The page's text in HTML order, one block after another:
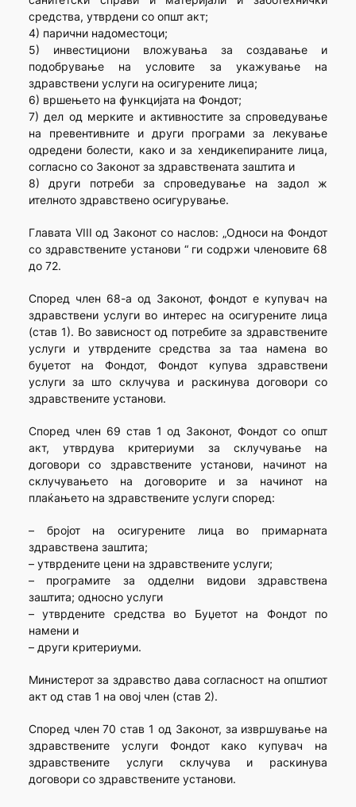
средства, утврдени со општ акт;
4) парични надоместоци;
5) инвестициони вложувања за создавање и
подобрување на условите за укажување на
здравствени услуги на осигурените лица;
6) вршењето на функцијата на Фондот;
7) дел од мерките и активностите за спроведување
на превентивните и други програми за лекување
одредени болести, како и за хендикепираните лица,
согласно со Законот за здравствената заштита и
8) други потреби за спроведување на задол ж
ителното здравствено осигурување.
Главата VIII од Законот со наслов: „Односи на Фондот
со здравствените установи “ ги содржи членовите 68
до 72.
Според член 68-а од Законот, фондот е купувач на
здравствени услуги во интерес на осигурените лица
(став 1). Во зависност од потребите за здравствените
услуги и утврдените средства за таа намена во
буџетот на Фондот, Фондот купува здравствени
услуги за што склучува и раскинува договори со
здравствените установи.
Според член 69 став 1 од Законот, Фондот со општ
акт, утврдува критериуми за склучување на
договори со здравствените установи, начинот на
склучувањето на договорите и за начинот на
плаќањето на здравствените услуги според:
– бројот на осигурените лица во примарната
здравствена заштита;
– утврдените цени на здравствените услуги;
– програмите за одделни видови здравствена
заштита; односно услуги
– утврдените средства во Буџетот на Фондот по
намени и
– други критериуми.
Министерот за здравство дава согласност на општиот
акт од став 1 на овој член (став 2).
Според член 70 став 1 од Законот, за извршување на
здравствените услуги Фондот како купувач на
здравствените услуги склучува и раскинува
договори со здравствените установи.